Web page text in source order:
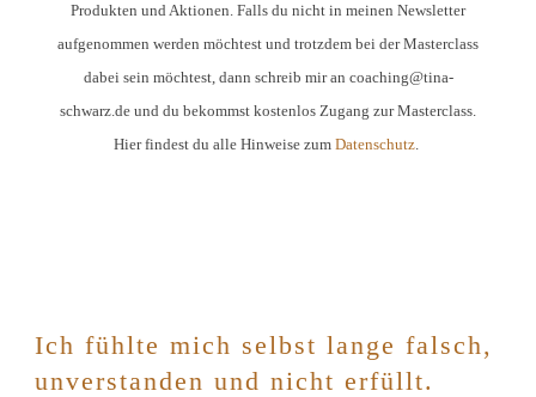
Produkten und Aktionen. Falls du nicht in meinen Newsletter
aufgenommen werden möchtest und trotzdem bei der Masterclass
dabei sein möchtest, dann schreib mir an coaching@tina-
schwarz.de und du bekommst kostenlos Zugang zur Masterclass.
Hier findest du alle Hinweise zum Datenschutz.
Ich fühlte mich selbst lange falsch,
unverstanden und nicht erfüllt.